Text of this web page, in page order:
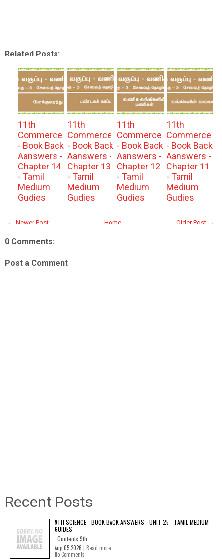
Related Posts:
11th
Commerce
- Book Back
Aanswers -
Chapter 14
- Tamil
Medium
Gudies
11th
Commerce
- Book Back
Aanswers -
Chapter 13
- Tamil
Medium
Gudies
11th
Commerce
- Book Back
Aanswers -
Chapter 12
- Tamil
Medium
Gudies
11th
Commerce
- Book Back
Aanswers -
Chapter 11
- Tamil
Medium
Gudies
← Newer Post Older Post →
Home
0 Comments:
Post a Comment
Recent Posts
9TH SCIENCE - BOOK BACK ANSWERS - UNIT 25 - TAMIL MEDIUM
GUIDES
Contents 9th...
Aug 05 2026 | Read more
No Comments